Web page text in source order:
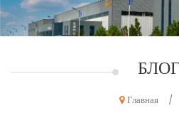
БЛОГ
Главная /